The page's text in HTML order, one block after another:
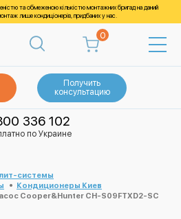
та обмеженою кількістю монтажних бригад на даний
лише кондиціонерів, придбаних у нас.
0
Получить
консультацию
336 102
по Украине
системы
Кондиционеры Киев
Cooper&Hunter CH-S09FTXD2-SC